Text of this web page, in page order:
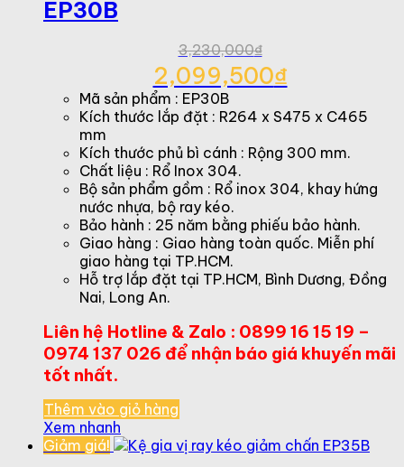
EP30B
3,230,000₫
3,230,000₫.
2,099,500₫
Giá
hiện
2,099,500₫.
Mã sản phẩm : EP30B
Kích thước lắp đặt : R264 x S475 x C465
mm
Kích thước phủ bì cánh : Rộng 300 mm.
Chất liệu : Rổ Inox 304.
Bộ sản phẩm gồm : Rổ inox 304, khay hứng
nước nhựa, bộ ray kéo.
Bảo hành : 25 năm bằng phiếu bảo hành.
Giao hàng : Giao hàng toàn quốc. Miễn phí
giao hàng tại TP.HCM.
Hỗ trợ lắp đặt tại TP.HCM, Bình Dương, Đồng
Nai, Long An.
Liên hệ Hotline & Zalo : 0899 16 15 19 –
0974 137 026 để nhận báo giá khuyến mãi
tốt nhất.
Thêm vào giỏ hàng
Xem nhanh
Giảm giá!